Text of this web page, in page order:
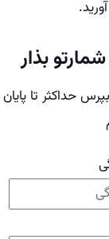
.
بذار
حداکثر تا